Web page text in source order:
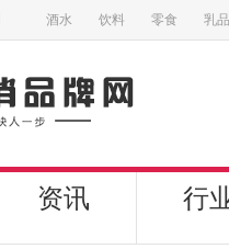
酒水 饮料 零食 乳品
资讯 行